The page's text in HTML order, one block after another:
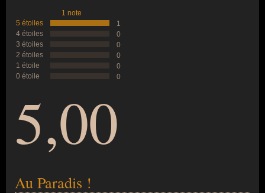
1 note
5 étoiles
1
4 étoiles
0
3 étoiles
0
2 étoiles
0
1 étoile
0
0 étoile
0
5,00
Au Paradis !